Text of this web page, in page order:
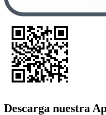
Descarga nuestra